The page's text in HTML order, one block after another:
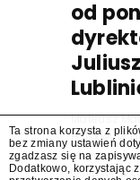
od
Mateusz
Polskiej, w
stanowisko
Osterwy w
Ta strona korzysta z
bez zmiany ustawień
zgadzasz się na
Dodatkowo, korzystając